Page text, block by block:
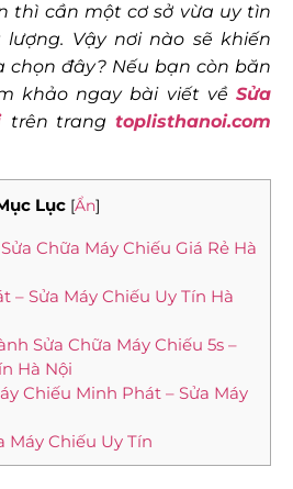
thì cần một cơ sở vừa uy tìn
Vậy nơi nào sẽ khiến
đây? Nếu bạn còn băn
khảo ngay bài viết về Sửa
trên trangtoplisthanoi.com
Lục [Ẩn]
Chữa Máy Chiếu Giá Rẻ Hà
– Sửa Máy Chiếu Uy Tín Hà
Sửa Chữa Máy Chiếu 5s –
Hà Nội
Chiếu Minh Phát – Sửa Máy
Máy Chiếu Uy Tín